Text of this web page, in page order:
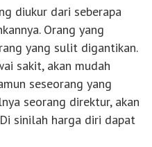
diukur dari seberapa
Orang yang
yang sulit digantikan.
sakit, akan mudah
seseorang yang
seorang direktur, akan
sinilah harga diri dapat